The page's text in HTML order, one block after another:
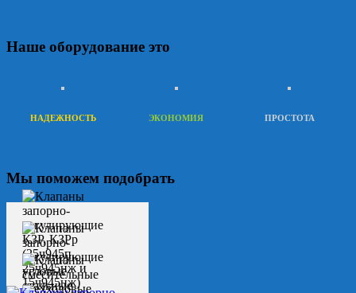
Наше оборудование это
НАДЕЖНОСТЬ ЭКОНОМИЯ ПРОСТОТА
Мы поможем подобрать